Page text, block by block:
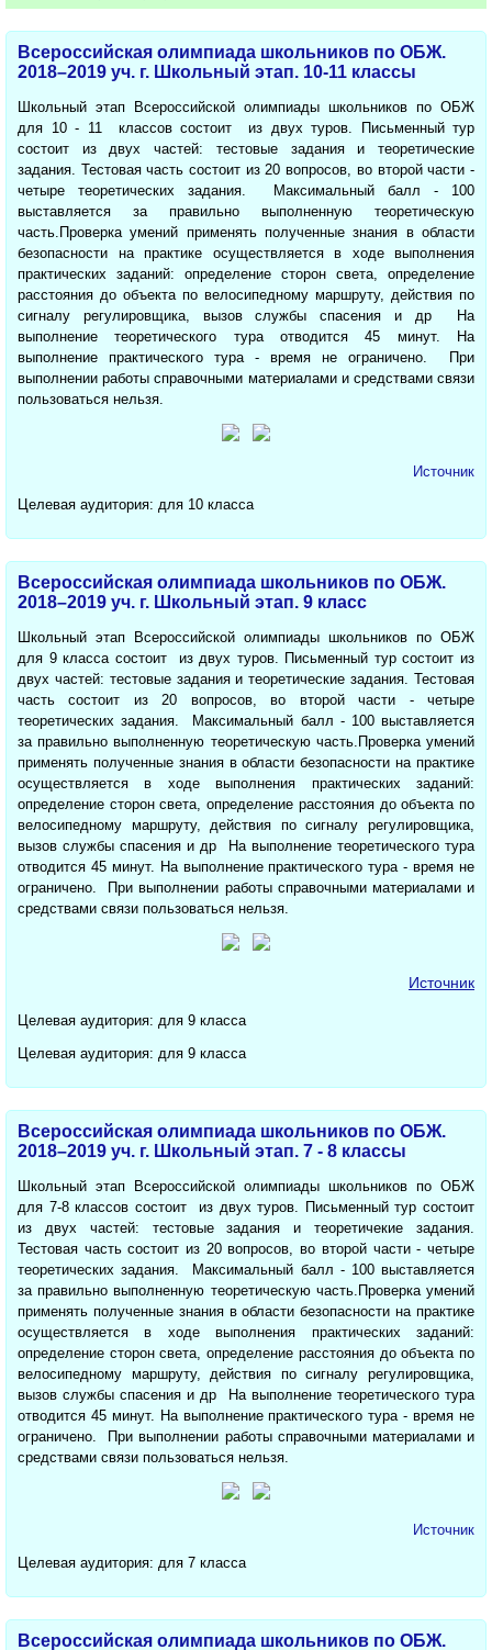
Всероссийская олимпиада школьников по ОБЖ.
2018–2019 уч. г. Школьный этап. 10-11 классы
Школьный этап Всероссийской олимпиады школьников по ОБЖ
для 10 - 11 классов состоит из двух туров. Письменный тур
состоит из двух частей: тестовые задания и теоретические
задания. Тестовая часть состоит из 20 вопросов, во второй части -
четыре теоретических задания. Максимальный балл - 100
выставляется за правильно выполненную теоретическую
часть.Проверка умений применять полученные знания в области
безопасности на практике осуществляется в ходе выполнения
практических заданий: определение сторон света, определение
расстояния до объекта по велосипедному маршруту, действия по
сигналу регулировщика, вызов службы спасения и др На
выполнение теоретического тура отводится 45 минут. На
выполнение практического тура - время не ограничено. При
выполнении работы справочными материалами и средствами связи
пользоваться нельзя.
Источник
Целевая аудитория: для 10 класса
Всероссийская олимпиада школьников по ОБЖ.
2018–2019 уч. г. Школьный этап. 9 класс
Школьный этап Всероссийской олимпиады школьников по ОБЖ
для 9 класса состоит из двух туров. Письменный тур состоит из
двух частей: тестовые задания и теоретические задания. Тестовая
часть состоит из 20 вопросов, во второй части - четыре
теоретических задания. Максимальный балл - 100 выставляется
за правильно выполненную теоретическую часть.Проверка умений
применять полученные знания в области безопасности на практике
осуществляется в ходе выполнения практических заданий:
определение сторон света, определение расстояния до объекта по
велосипедному маршруту, действия по сигналу регулировщика,
вызов службы спасения и др На выполнение теоретического тура
отводится 45 минут. На выполнение практического тура - время не
ограничено. При выполнении работы справочными материалами и
средствами связи пользоваться нельзя.
Источник
Целевая аудитория: для 9 класса
Целевая аудитория: для 9 класса
Всероссийская олимпиада школьников по ОБЖ.
2018–2019 уч. г. Школьный этап. 7 - 8 классы
Школьный этап Всероссийской олимпиады школьников по ОБЖ
для 7-8 классов состоит из двух туров. Письменный тур состоит
из двух частей: тестовые задания и теоретичекие задания.
Тестовая часть состоит из 20 вопросов, во второй части - четыре
теоретических задания. Максимальный балл - 100 выставляется
за правильно выполненную теоретическую часть.Проверка умений
применять полученные знания в области безопасности на практике
осуществляется в ходе выполнения практических заданий:
определение сторон света, определение расстояния до объекта по
велосипедному маршруту, действия по сигналу регулировщика,
вызов службы спасения и др На выполнение теоретического тура
отводится 45 минут. На выполнение практического тура - время не
ограничено. При выполнении работы справочными материалами и
средствами связи пользоваться нельзя.
Источник
Целевая аудитория: для 7 класса
Всероссийская олимпиада школьников по ОБЖ.